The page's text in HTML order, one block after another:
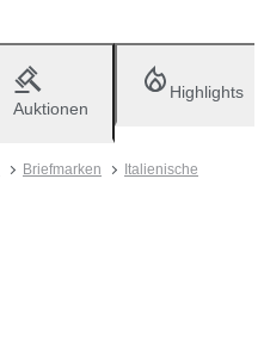
Auktionen
Highlights
Briefmarken
Italienische